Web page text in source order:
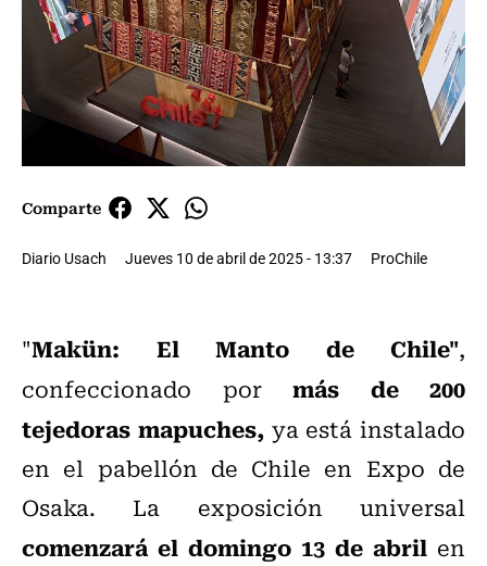
Comparte
Diario Usach Jueves 10 de abril de 2025 - 13:37 ProChile
"Makün: El Manto de Chile",
confeccionado por más de 200
tejedoras mapuches,ya está instalado
en el pabellón de Chile en Expo de
Osaka. La exposición universal
comenzará el domingo 13 de abril en